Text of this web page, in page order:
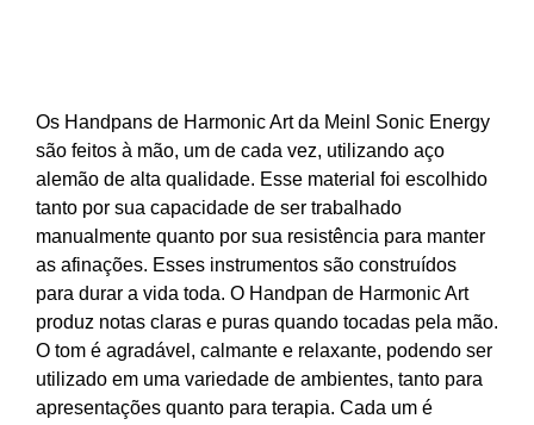
Os Handpans de Harmonic Art da Meinl Sonic Energy
são feitos à mão, um de cada vez, utilizando aço
alemão de alta qualidade. Esse material foi escolhido
tanto por sua capacidade de ser trabalhado
manualmente quanto por sua resistência para manter
as afinações. Esses instrumentos são construídos
para durar a vida toda. O Handpan de Harmonic Art
produz notas claras e puras quando tocadas pela mão.
O tom é agradável, calmante e relaxante, podendo ser
utilizado em uma variedade de ambientes, tanto para
apresentações quanto para terapia. Cada um é